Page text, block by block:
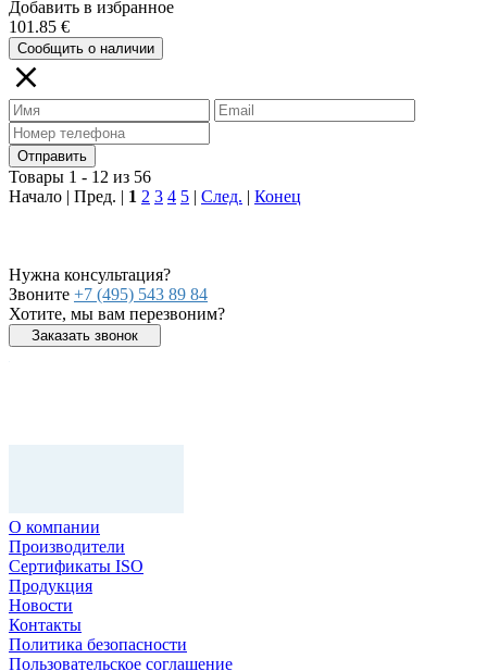
Добавить в избранное
101.85 €
Сообщить о наличии
Отправить
Товары 1 - 12 из 56
Начало | Пред. | 1 2 3 4 5 | След. | Конец
Нужна консультация?
Звоните +7 (495) 543 89 84
Хотите, мы вам перезвоним?
Заказать звонок
О компании
Производители
Сертификаты ISO
Продукция
Новости
Контакты
Политика безопасности
Пользовательское соглашение